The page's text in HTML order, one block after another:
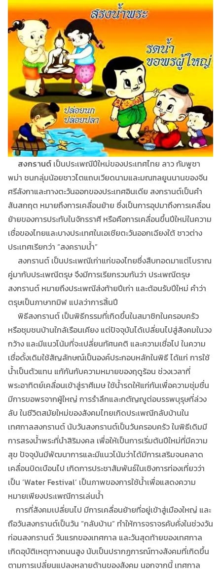
สงกรานต์ เป็นประเพณีปีใหม่ของประเทศไทย ลาว กัมพูชา
พม่า ชนกลุ่มน้อยชาวไตแถบเวียดนามและมณฑลยูนนานของจีน
ศรีลังกาและทางตะวันออกของประเทศอินเดีย สงกรานต์เป็นคำ
สันสกฤต หมายถึงการเคลื่อนย้าย ซึ่งเป็นการอุปมาถึงการเคลื่อน
ย้ายของการประทับในจักรราศี หรือคือการเคลื่อนขึ้นปีใหม่ในความ
เชื่อของไทยและบางประเทศในเอเชียตะวันออกเฉียงใต้ ชาวต่าง
ประเทศเรียกว่า “สงครามน้ำ”
สงกรานต์ เป็นประเพณีเก่าแก่ของไทยซึ่งสืบทอดมาแต่โบราณ
คู่มากับประเพณีตรุษ จึงมีการเรียกรวมกันว่า ประเพณีตรุษ
สงกรานต์ หมายถึงประเพณีส่งท้ายปีเก่า และต้อนรับปีใหม่ คำว่า
ตรุษเป็นภาษาทมิฬ แปลว่าการสิ้นปี
พิธีสงกรานต์ เป็นพิธีกรรมที่เกิดขึ้นในสมาชิกในครอบครัว
หรือชุมชนบ้านใกล้เรือนเคียง แต่ปัจจุบันได้เปลี่ยนไปสู่สังคมในวง
กว้าง และมีแนวโน้มที่จะเปลี่ยนทัศนคติ และความเชื่อไป ในความ
เชื่อดั้งเดิมใช้สัญลักษณ์เป็นองค์ประกอบหลักในพิธี ได้แก่ การใช้
น้ำเป็นตัวแทน แก้กันกับความหมายของฤดูร้อน ช่วงเวลาที่
พระอาทิตย์เคลื่อนเข้าสู่ราศีเมษ ใช้น้ำรดให้แก่กันเพื่อความชุ่มชื่น
มีการขอพรจากผู้ใหญ่ การรำลึกและกตัญญูต่อบรรพบุรุษที่ล่วง
ลับ ในชีวิตสมัยใหม่ของสังคมไทยเกิดประเพณีกลับบ้านใน
เทศกาลสงกรานต์ นับวันสงกรานต์เป็นวันครอบครัว ในพิธีเดิมมี
การสรงน้ำพระที่นำสิริมงคล เพื่อให้เป็นการเริ่มต้นปีใหม่ที่มีความ
สุข ปัจจุบันมีพัฒนาการและมีแนวโน้มว่าได้มีการเสริมจนคลาด
เคลื่อนบิดเบือนไป เกิดการประชาสัมพันธ์ในเชิงการท่องเที่ยวว่า
เป็น ‘Water Festival’ เป็นภาพของการใช้น้ำเพื่อแสดงความ
หมายเพียงประเพณีการเล่นน้ำ
การที่สังคมเปลี่ยนไป มีการเคลื่อนย้ายที่อยู่เข้าสู่เมืองใหญ่ และ
ถือวันสงกรานต์เป็นวัน “กลับบ้าน” ทำให้การจราจรคับคั่งในช่วงวัน
ก่อนสงกรานต์ วันแรกของเทศกาล และวันสุดท้ายของเทศกาล
เกิดอุบัติเหตุทางถนนสูง นับเป็นปรากฏการณ์ทางสังคมที่เกิดขึ้น
ตามการเปลี่ยนแปลงหลายด้านของสังคม นอกจากนี้ เทศกาล